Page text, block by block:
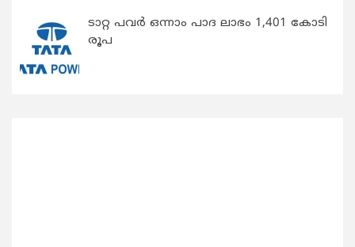
ടാറ്റ പവർ ഒന്നാം പാദ ലാഭം 1,401 കോടി
രൂപ